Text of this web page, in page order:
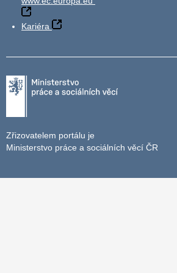
Kariéra
Zřizovatelem portálu je
Ministerstvo práce a sociálních věcí ČR